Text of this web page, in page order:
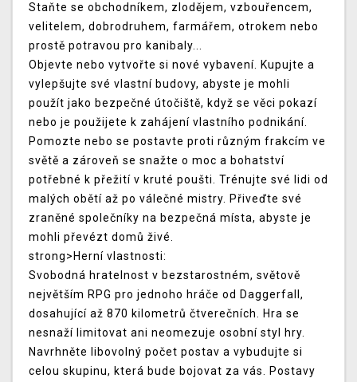
Staňte se obchodníkem, zlodějem, vzbouřencem,
velitelem, dobrodruhem, farmářem, otrokem nebo
prostě potravou pro kanibaly...
Objevte nebo vytvořte si nové vybavení. Kupujte a
vylepšujte své vlastní budovy, abyste je mohli
použít jako bezpečné útočiště, když se věci pokazí
nebo je použijete k zahájení vlastního podnikání.
Pomozte nebo se postavte proti různým frakcím ve
světě a zároveň se snažte o moc a bohatství
potřebné k přežití v kruté poušti. Trénujte své lidi od
malých obětí až po válečné mistry. Přiveďte své
zraněné společníky na bezpečná místa, abyste je
mohli převézt domů živé.
strong>Herní vlastnosti:
Svobodná hratelnost v bezstarostném, světově
největším RPG pro jednoho hráče od Daggerfall,
dosahující až 870 kilometrů čtverečních. Hra se
nesnaží limitovat ani neomezuje osobní styl hry.
Navrhněte libovolný počet postav a vybudujte si
celou skupinu, která bude bojovat za vás. Postavy